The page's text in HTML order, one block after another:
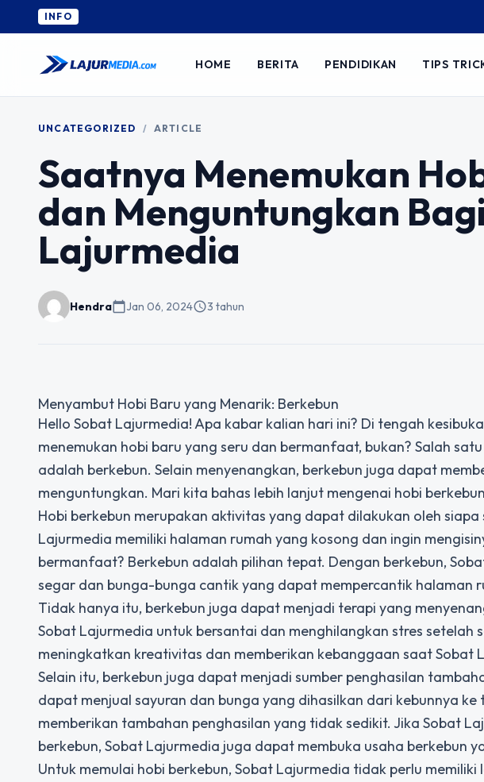
INFO
HOME BERITA PENDIDIKAN TIPS
UNCATEGORIZED / ARTICLE
Saatnya Menemukan
dan Menguntungkan
Lajurmedia
Hendracalendar_todayJan 06, 2024schedule3 tahun
Menyambut Hobi Baru yang Menarik: Berkebun
Hello Sobat Lajurmedia! Apa kabar kalian hari ini? Di tengah
menemukan hobi baru yang seru dan bermanfaat, bukan? Salah
adalah berkebun. Selain menyenangkan, berkebun juga dapat
menguntungkan. Mari kita bahas lebih lanjut mengenai hobi
Hobi berkebun merupakan aktivitas yang dapat dilakukan oleh
Lajurmedia memiliki halaman rumah yang kosong dan ingin
bermanfaat? Berkebun adalah pilihan tepat. Dengan berkebun,
segar dan bunga-bunga cantik yang dapat mempercantik halaman
Tidak hanya itu, berkebun juga dapat menjadi terapi yang
Sobat Lajurmedia untuk bersantai dan menghilangkan stres setelah
meningkatkan kreativitas dan memberikan kebanggaan saat Sobat
Selain itu, berkebun juga dapat menjadi sumber penghasilan
dapat menjual sayuran dan bunga yang dihasilkan dari kebunnya
memberikan tambahan penghasilan yang tidak sedikit. Jika Sobat
berkebun, Sobat Lajurmedia juga dapat membuka usaha berkebun
Untuk memulai hobi berkebun, Sobat Lajurmedia tidak perlu